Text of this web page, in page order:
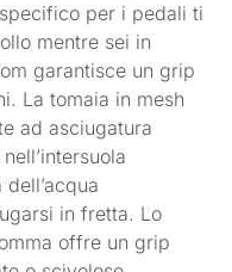
per i pedali ti
mentre sei in
garantisce un grip
La tomaia in mesh
ad asciugatura
in fretta. Lo
offre un grip